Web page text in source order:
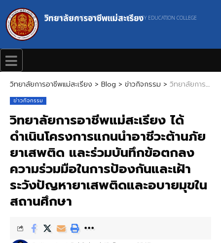
วิทยาลัยการอาชีพแม่สะเรียง
MAESARIANG INDUSTRIAL AND COMMUNITY EDUCATION COLLEGE
วิทยาลัยการอาชีพแม่สะเรียง > Blog > ข่าวกิจกรรม > วิทยาลัยการอาชีพแม่สะเรียง ได้ดำเนินโครงการแกนนำอาชีวะต้านภัยยาเสพติด และร่วมบันทึกข้อตกลงความร่วมมือในการป้องกันและเฝ้าระวังปัญหายาเสพติดและอบายมุขในสถานศึกษา
ข่าวกิจกรรม
วิทยาลัยการอาชีพแม่สะเรียง ได้
ดำเนินโครงการแกนนำอาชีวะต้านภัย
ยาเสพติด และร่วมบันทึกข้อตกลง
ความร่วมมือในการป้องกันและเฝ้า
ระวังปัญหายาเสพติดและอบายมุขใน
สถานศึกษา